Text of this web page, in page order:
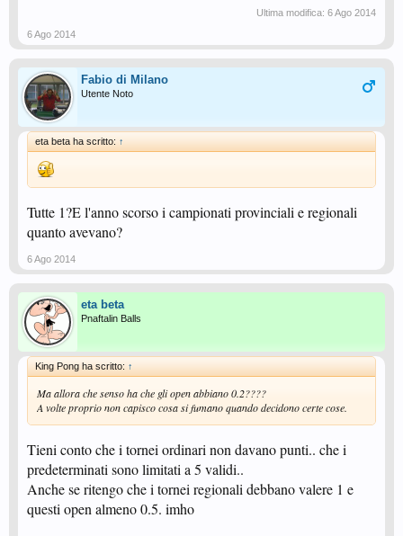
Ultima modifica: 6 Ago 2014
6 Ago 2014
Fabio di Milano
Utente Noto
eta beta ha scritto: ↑
Tutte 1?E l'anno scorso i campionati provinciali e regionali
quanto avevano?
6 Ago 2014
eta beta
Pnaftalin Balls
King Pong ha scritto: ↑
Ma allora che senso ha che gli open abbiano 0.2????
A volte proprio non capisco cosa si fumano quando decidono certe cose.
Tieni conto che i tornei ordinari non davano punti.. che i
predeterminati sono limitati a 5 validi..
Anche se ritengo che i tornei regionali debbano valere 1 e
questi open almeno 0.5. imho